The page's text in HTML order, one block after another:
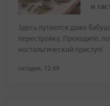
и
Здесь путаются даже
перестройку. Проходите,
ностальгический приступ!
сегодня, 12:49